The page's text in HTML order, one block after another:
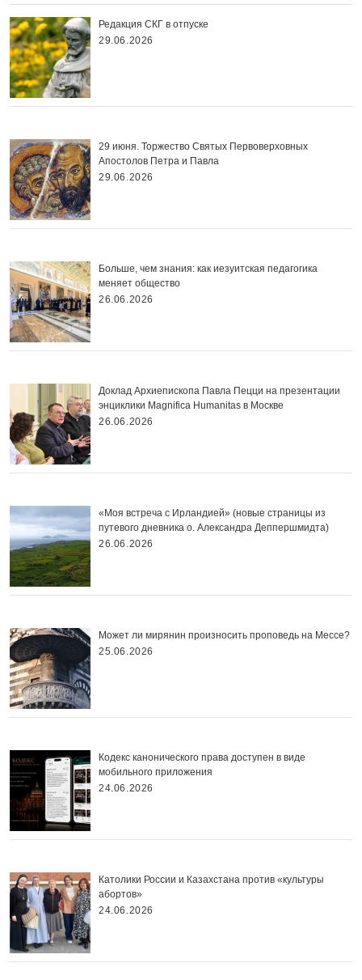
Редакция СКГ в отпуске
29.06.2026
29 июня. Торжество Святых Первоверховных
Апостолов Петра и Павла
29.06.2026
Больше, чем знания: как иезуитская педагогика
меняет общество
26.06.2026
Доклад Архиепископа Павла Пецци на презентации
энциклики Magnifica Нumanitas в Москве
26.06.2026
«Моя встреча с Ирландией» (новые страницы из
путевого дневника о. Александра Деппершмидта)
26.06.2026
Может ли мирянин произносить проповедь на Мессе?
25.06.2026
Кодекс канонического права доступен в виде
мобильного приложения
24.06.2026
Католики России и Казахстана против «культуры
абортов»
24.06.2026